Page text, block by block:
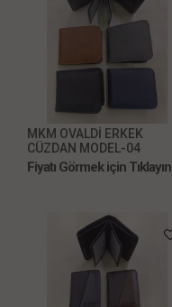
MKM OVALDİ ERKEK
CÜZDAN MODEL-04
Fiyatı Görmek için Tıklayın